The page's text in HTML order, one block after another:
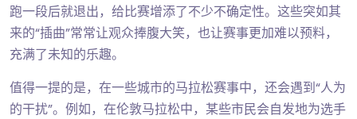
跑一段后就退出，给比赛增添了不少不确定性。这些突如其
来的“插曲”常常让观众捧腹大笑，也让赛事更加难以预料，
充满了未知的乐趣。
值得一提的是，在一些城市的马拉松赛事中，还会遇到“人为
的干扰”。例如，在伦敦马拉松中，某些市民会自发地为选手